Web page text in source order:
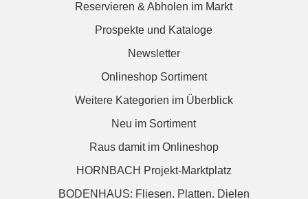
Reservieren & Abholen im Markt
Prospekte und Kataloge
Newsletter
Onlineshop Sortiment
Weitere Kategorien im Überblick
Neu im Sortiment
Raus damit im Onlineshop
HORNBACH Projekt-Marktplatz
BODENHAUS: Fliesen. Platten. Dielen